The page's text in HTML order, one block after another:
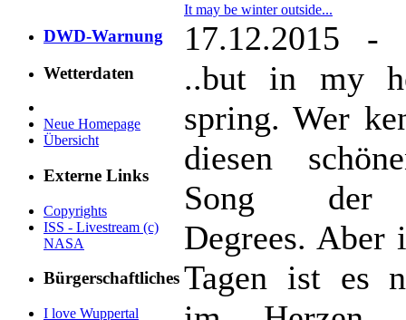
DWD-Warnung
Wetterdaten
Neue Homepage
Übersicht
Externe Links
Copyrights
ISS - Livestream (c)
NASA
Bürgerschaftliches
I love Wuppertal
It may be winter outside...
17.12.2015 -
..but in my
spring. Wer
diesen
Song der
Degrees. Aber
Tagen ist es